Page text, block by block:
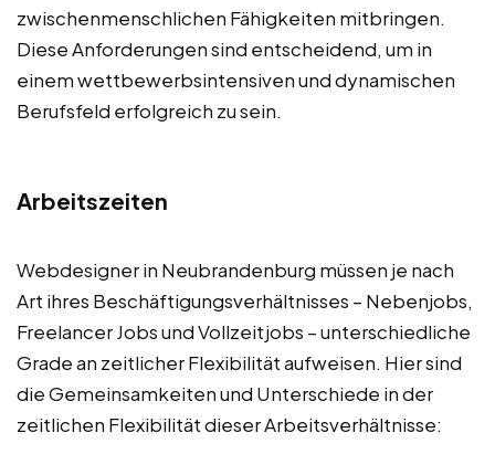
zwischenmenschlichen Fähigkeiten mitbringen.
Diese Anforderungen sind entscheidend, um in
einem wettbewerbsintensiven und dynamischen
Berufsfeld erfolgreich zu sein.
Arbeitszeiten
Webdesigner in Neubrandenburg müssen je nach
Art ihres Beschäftigungsverhältnisses – Nebenjobs,
Freelancer Jobs und Vollzeitjobs – unterschiedliche
Grade an zeitlicher Flexibilität aufweisen. Hier sind
die Gemeinsamkeiten und Unterschiede in der
zeitlichen Flexibilität dieser Arbeitsverhältnisse: